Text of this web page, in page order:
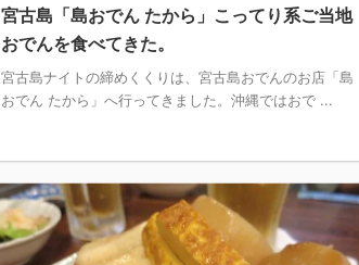
宮古島「島おでん たから」こってり系ご当地
おでんを食べてきた。
宮古島ナイトの締めくくりは、宮古島おでんのお店「島
おでん たから」へ行ってきました。沖縄ではおで ...